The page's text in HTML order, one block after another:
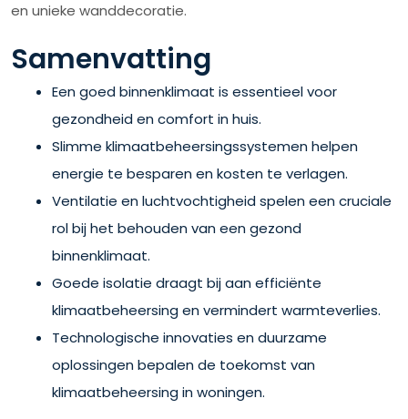
en unieke wanddecoratie.
Samenvatting
Een goed binnenklimaat is essentieel voor
gezondheid en comfort in huis.
Slimme klimaatbeheersingssystemen helpen
energie te besparen en kosten te verlagen.
Ventilatie en luchtvochtigheid spelen een cruciale
rol bij het behouden van een gezond
binnenklimaat.
Goede isolatie draagt bij aan efficiënte
klimaatbeheersing en vermindert warmteverlies.
Technologische innovaties en duurzame
oplossingen bepalen de toekomst van
klimaatbeheersing in woningen.